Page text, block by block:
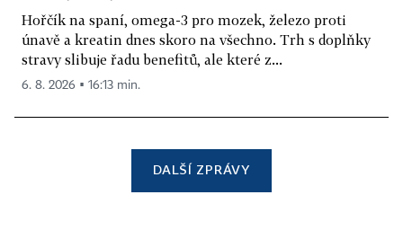
Hořčík na spaní, omega-3 pro mozek, železo proti
únavě a kreatin dnes skoro na všechno. Trh s doplňky
stravy slibuje řadu benefitů, ale které z...
6. 8. 2026 ▪ 16:13 min.
DALŠÍ ZPRÁVY